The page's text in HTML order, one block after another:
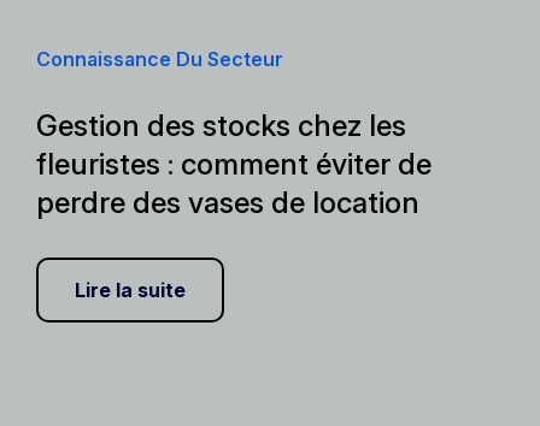
Connaissance Du Secteur
Gestion des stocks chez les
fleuristes : comment éviter de
perdre des vases de location
Lire la suite